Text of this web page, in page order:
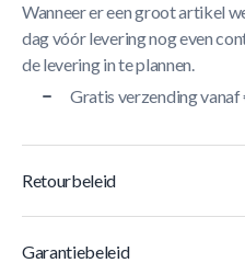
Wanneer er een groot artikel
dag vóór levering nog even
de levering in te plannen.
Gratis verzending
Retourbeleid
Garantiebeleid